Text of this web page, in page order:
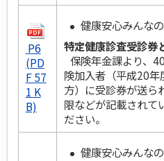
P6
(PD
F 57
1 K
B)
健康安心みんな
特定健康診査受診券
保険年金課より、
険加入者（平成20
方）に受診券が送ら
限などが記載されて
ださい。
健康安心みんな